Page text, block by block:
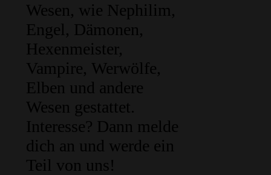
Wesen, wie Nephilim,
Engel, Dämonen,
Hexenmeister,
Vampire, Werwölfe,
Elben und andere
Wesen gestattet.
Interesse? Dann melde
dich an und werde ein
Teil von uns!